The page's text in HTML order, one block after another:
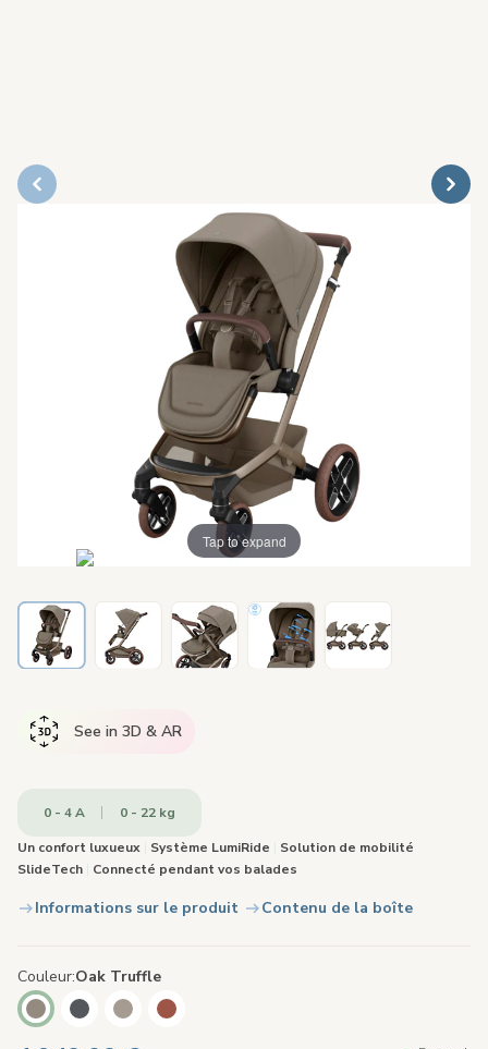
See in 3D & AR
Tap to expand
0 - 4 A
0 - 22 kg
Un confort luxueux
Système LumiRide
Solution de mobilité
SlideTech
Connecté pendant vos balades
Informations sur le produit Contenu de la boîte
Couleur Oak Truffle